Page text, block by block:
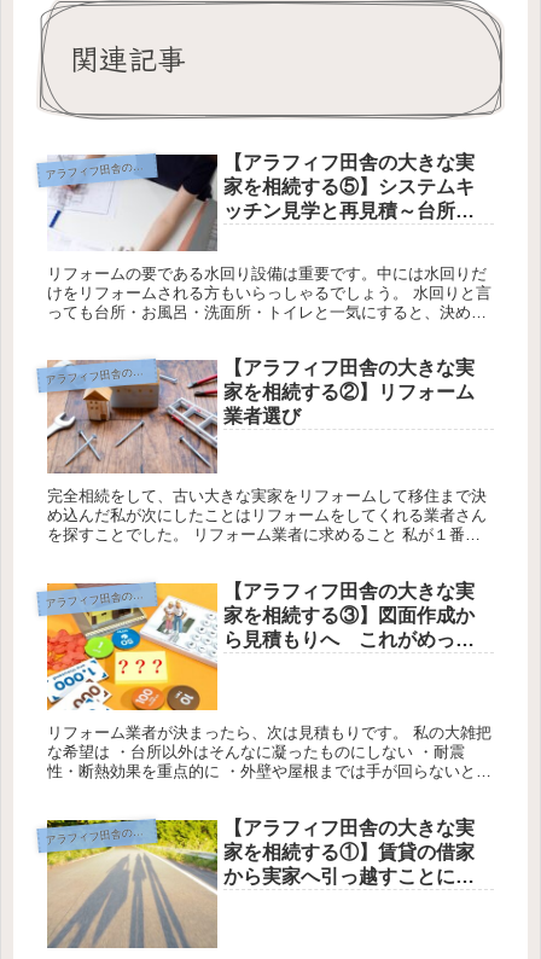
関連記事
アラフィフ田舎の大きな実家を相続する
【アラフィフ田舎の大きな実
家を相続する⑤】システムキ
ッチン見学と再見積～台所編
リフォームの要である水回り設備は重要です。中には水回りだ
けをリフォームされる方もいらっしゃるでしょう。 水回りと言
っても台所・お風呂・洗面所・トイレと一気にすると、決めな
アラフィフ田舎の大きな実家を相続する
【アラフィフ田舎の大きな実
家を相続する②】リフォーム
業者選び
完全相続をして、古い大きな実家をリフォームして移住まで決
め込んだ私が次にしたことはリフォームをしてくれる業者さん
を探すことでした。 リフォーム業者に求めること 私が１番大
アラフィフ田舎の大きな実家を相続する
【アラフィフ田舎の大きな実
家を相続する③】図面作成か
ら見積もりへ これがめっち
リフォーム業者が決まったら、次は見積もりです。 私の大雑把
な希望は ・台所以外はそんなに凝ったものにしない ・耐震
性・断熱効果を重点的に ・外壁や屋根までは手が回らないと思
アラフィフ田舎の大きな実家を相続する
【アラフィフ田舎の大きな実
家を相続する①】賃貸の借家
から実家へ引っ越すことにな